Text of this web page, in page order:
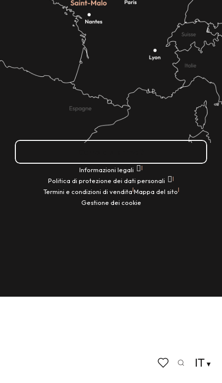
IT
Informazioni legali |
Politica di protezione dei dati personali |
Termini e condizioni di vendita|Mappa del sito|
Gestione dei cookie